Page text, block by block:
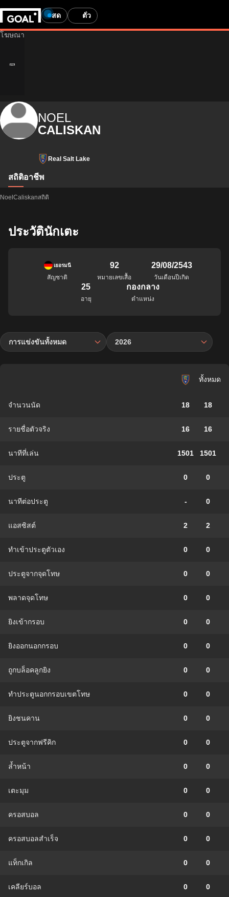
สด ตั๋ว
NOEL
CALISKAN
Real Salt Lake
สถิติอาชีพ
NoelCaliskanสถิติ
ประวัตินักเตะ
เยอรมนี
สัญชาติ
92
หมายเลขเสื้อ
29/08/2543
วันเดือนปีเกิด
25
อายุ
กองกลาง
ตำแหน่ง
การแข่งขันทั้งหมด 2026
ทั้งหมด
จำนวนนัด 18 18
รายชื่อตัวจริง 16 16
นาทีที่เล่น 1501 1501
ประตู 0 0
นาทีต่อประตู - 0
แอสซิสต์ 2 2
ทําเข้าประตูตัวเอง 0 0
ประตูจากจุดโทษ 0 0
พลาดจุดโทษ 0 0
ยิงเข้ากรอบ 0 0
ยิงออกนอกกรอบ 0 0
ถูกบล็อคลูกยิง 0 0
ทำประตูนอกกรอบเขตโทษ 0 0
ยิงชนคาน 0 0
ประตูจากฟรีคิก 0 0
ล้ำหน้า 0 0
เตะมุม 0 0
ครอสบอล 0 0
ครอสบอลสำเร็จ 0 0
แท็กเกิล 0 0
เคลียร์บอล 0 0